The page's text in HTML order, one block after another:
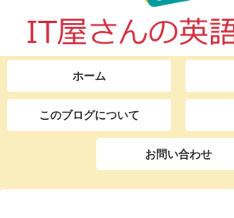
ホーム
このブログについて
お問い合わせ